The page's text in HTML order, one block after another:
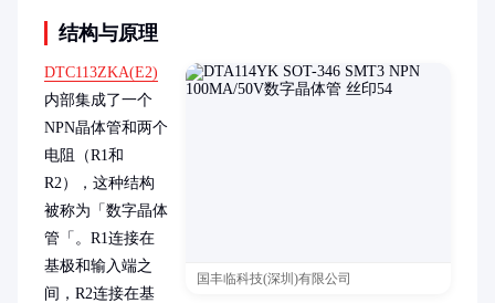
结构与原理
国丰临科技(深圳)有限公司
DTC113ZKA(E2)
内部集成了一个
NPN晶体管和两个
电阻（R1和
R2），这种结构
被称为「数字晶体
管「。R1连接在
基极和输入端之
间，R2连接在基